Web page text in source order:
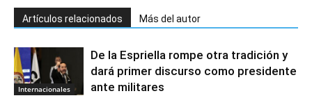
Artículos relacionados Más del autor
Internacionales
De la Espriella rompe otra tradición y
dará primer discurso como presidente
ante militares